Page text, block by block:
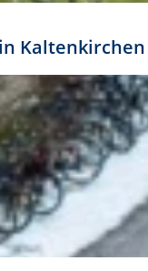
Kaltenkirchen